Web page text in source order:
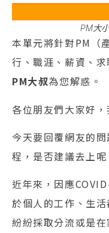
PM大
本單元將針對PM（
行、職涯、薪資、
PM大叔為您解惑。
各位朋友們大家好，
今天要回覆網友的
程，是否建議去上呢
近年來，因應
於個人的工作、生
紛紛採取分流或是